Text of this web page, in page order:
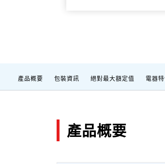
產品概要 包裝資訊 絕對最大額定值 電器
產品概要